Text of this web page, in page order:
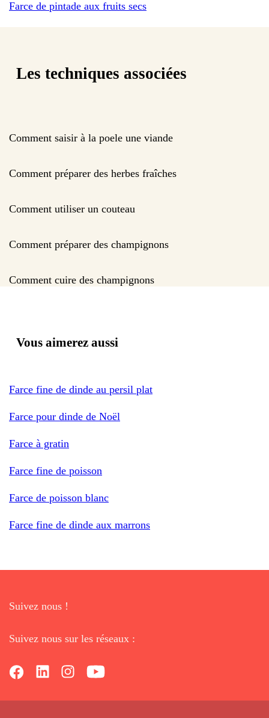
Farce de pintade aux fruits secs
Les techniques associées
Comment saisir à la poele une viande
Comment préparer des herbes fraîches
Comment utiliser un couteau
Comment préparer des champignons
Comment cuire des champignons
Vous aimerez aussi
Farce fine de dinde au persil plat
Farce pour dinde de Noël
Farce à gratin
Farce fine de poisson
Farce de poisson blanc
Farce fine de dinde aux marrons
Suivez nous !
Suivez nous sur les réseaux :